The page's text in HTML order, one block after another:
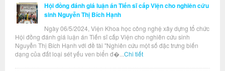
Hội đồng đánh giá luận án Tiến sĩ cấp Viện cho nghiên cứu
sinh Nguyễn Thị Bích Hạnh
Ngày 06/5/2024, Viện Khoa học công nghệ xây dựng tổ chức
Hội đồng đánh giá luận án Tiến sĩ cấp Viện cho nghiên cứu sinh
Nguyễn Thị Bích Hạnh với đề tài "Nghiên cứu một số đặc trưng biến
dạng của đất loại sét yếu ven biển đ�... Chi tiết